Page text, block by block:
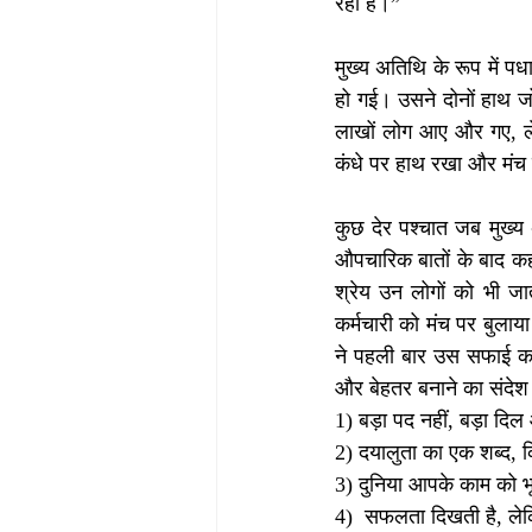
मुख्य अतिथि के रूप में
हो गई। उसने दोनों हाथ
लाखों लोग आए और गए,
कंधे पर हाथ रखा और
कुछ देर पश्चात जब मुख्य
औपचारिक बातों के बाद
श्रेय उन लोगों को भी
कर्मचारी को मंच पर
ने पहली बार उस सफाई
और बेहतर बनाने का
1) बड़ा पद नहीं, बड़ा
2) दयालुता का एक शब्द,
3) दुनिया आपके काम को
4)  सफलता दिखती है,